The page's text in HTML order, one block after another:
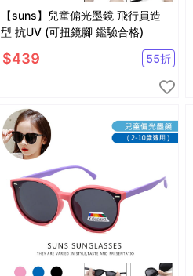
【suns】兒童偏光墨鏡 飛行員造
型 抗UV (可扭鏡腳 鑑驗合格)
$439 55折